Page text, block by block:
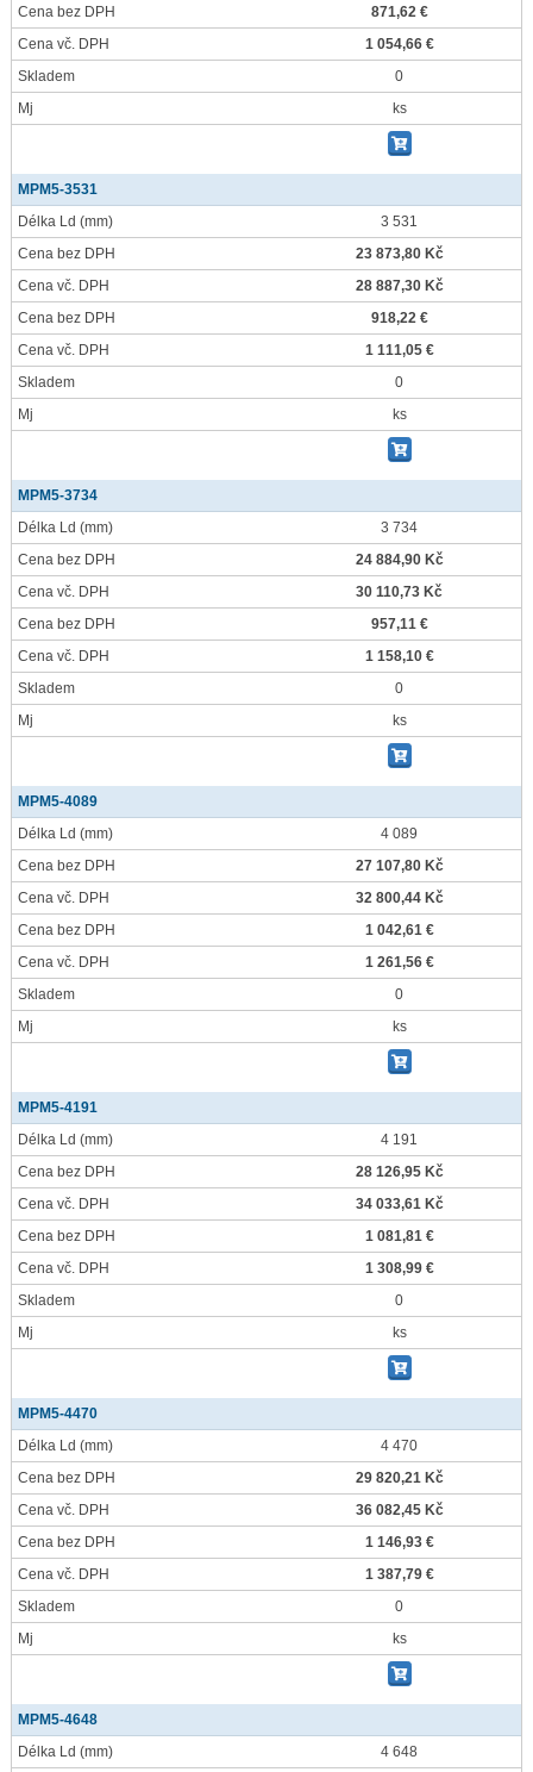
Cena bez DPH
871,62 €
Cena vč. DPH
1 054,66 €
Skladem
0
Mj
ks
MPM5-3531
Délka Ld (mm)
3 531
Cena bez DPH
23 873,80 Kč
Cena vč. DPH
28 887,30 Kč
Cena bez DPH
918,22 €
Cena vč. DPH
1 111,05 €
Skladem
0
Mj
ks
MPM5-3734
Délka Ld (mm)
3 734
Cena bez DPH
24 884,90 Kč
Cena vč. DPH
30 110,73 Kč
Cena bez DPH
957,11 €
Cena vč. DPH
1 158,10 €
Skladem
0
Mj
ks
MPM5-4089
Délka Ld (mm)
4 089
Cena bez DPH
27 107,80 Kč
Cena vč. DPH
32 800,44 Kč
Cena bez DPH
1 042,61 €
Cena vč. DPH
1 261,56 €
Skladem
0
Mj
ks
MPM5-4191
Délka Ld (mm)
4 191
Cena bez DPH
28 126,95 Kč
Cena vč. DPH
34 033,61 Kč
Cena bez DPH
1 081,81 €
Cena vč. DPH
1 308,99 €
Skladem
0
Mj
ks
MPM5-4470
Délka Ld (mm)
4 470
Cena bez DPH
29 820,21 Kč
Cena vč. DPH
36 082,45 Kč
Cena bez DPH
1 146,93 €
Cena vč. DPH
1 387,79 €
Skladem
0
Mj
ks
MPM5-4648
Délka Ld (mm)
4 648